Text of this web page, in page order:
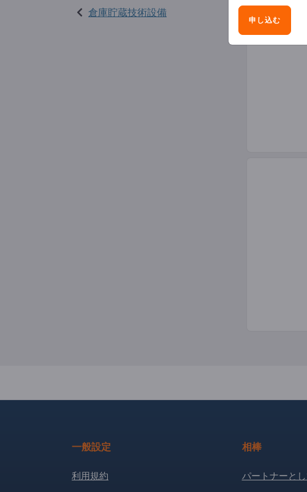
倉庫貯蔵技術設備
一般設定
利用規約
相棒
パートナーと
申し込む